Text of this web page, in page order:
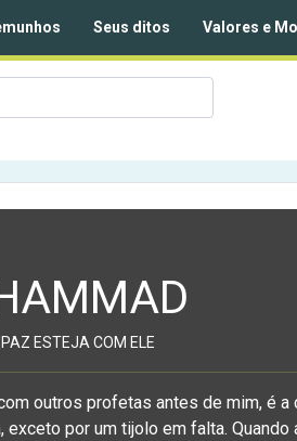
Seus ditos Valores e
ESTEJA COM ELE
outros profetas antes de mim, é a
exceto por um tijolo em falta.